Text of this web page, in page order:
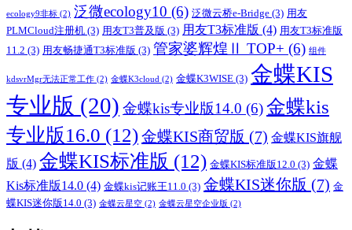
ecology9非标 (2) 泛微ecology10 (6) 泛微云桥e-Bridge (3) 用友
PLMCloud注册机 (3) 用友T3普及版 (3) 用友T3标准版 (4) 用友T3标准版
11.2 (3) 用友畅捷通T3标准版 (3) 管家婆辉煌Ⅱ TOP+ (6) 组件
kdsvrMgr无法正常工作 (2) 金蝶K3cloud (2) 金蝶K3WISE (3) 金蝶KIS
专业版 (20) 金蝶kis专业版14.0 (6)金蝶kis
专业版16.0 (12)金蝶KIS商贸版 (7) 金蝶KIS旗舰
版 (4) 金蝶KIS标准版 (12) 金蝶KIS标准版12.0 (3) 金蝶
Kis标准版14.0 (4) 金蝶kis记账王11.0 (3) 金蝶KIS迷你版 (7) 金
蝶KIS迷你版14.0 (3) 金蝶云星空 (2) 金蝶云星空企业版 (2)